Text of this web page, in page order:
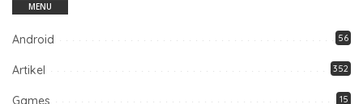
MENU
Android 56
Artikel 352
Games 15